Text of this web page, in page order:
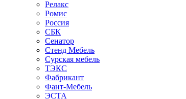
Релакс
Ромис
Россия
СБК
Сенатор
Стенд Мебель
Сурская мебель
ТЭКС
Фабрикант
Фант-Мебель
ЭСТА